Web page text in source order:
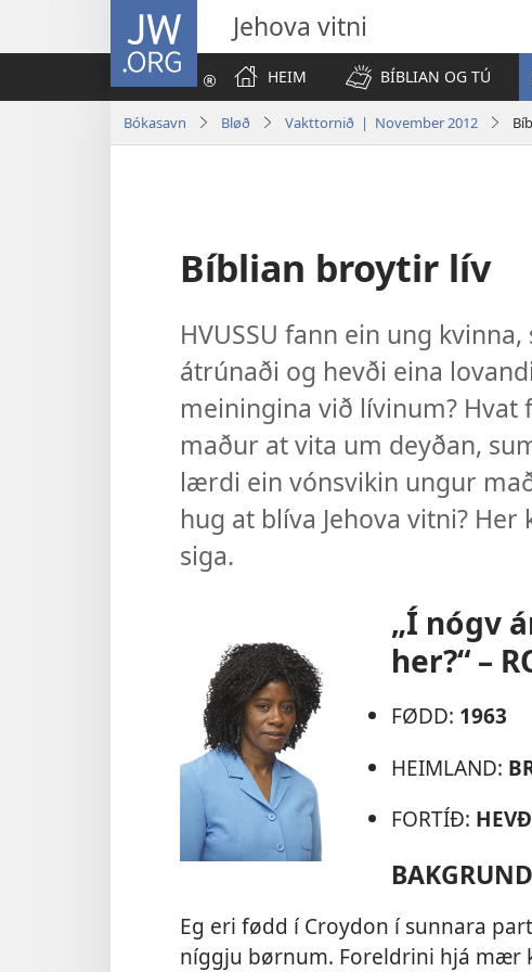
JW.ORG Jehova vitni
HEIM
BÍBLIAN OG TÚ
Bókasavn Bløð Vakttornið | November 2012
Bíblian broytir lív
HVUSSU fann ein ung
átrúnaði og hevði eina
meiningina við lívinum?
maður at vita um deyðan,
lærdi ein vónsvikin ungur
hug at blíva Jehova vitni?
siga.
„Í nógv
her?“ –
FØDD: 1963
HEIMLAND:
FORTÍÐ:
BAKGRUND
Eg eri fødd í Croydon í sunnara
níggju børnum. Foreldrini hjá mær